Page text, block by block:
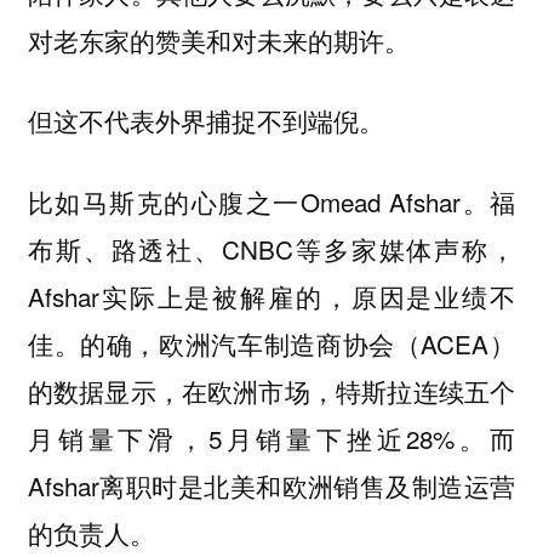
对老东家的赞美和对未来的期许。
但这不代表外界捕捉不到端倪。
比如马斯克的心腹之一Omead Afshar。福
布斯、路透社、CNBC等多家媒体声称，
Afshar实际上是被解雇的，原因是业绩不
佳。的确，欧洲汽车制造商协会（ACEA）
的数据显示，在欧洲市场，特斯拉连续五个
月销量下滑，5月销量下挫近28%。而
Afshar离职时是北美和欧洲销售及制造运营
的负责人。